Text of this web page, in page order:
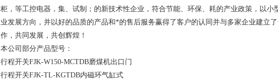
柜，等工控电器，集、试制；的新技术性企业，符合节能、环保、耗的产业政策，以小
业发展方向，并以好的品质的产品和*的售后服务赢得了客户的认同并与多家企业建立
作，共同发展，共创辉煌！
本公司部分产品型号：
行程开关FJK-W150-MCTDB磨煤机出口门
行程开关FJK-TL-KGTDB内磁环气缸式